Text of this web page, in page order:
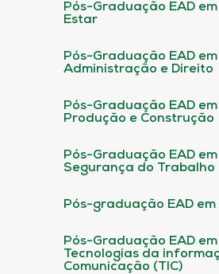
Pós-Graduação EAD
Estar
Pós-Graduação EAD
Administração e Direito
Pós-Graduação EAD
Produção e Construção
Pós-Graduação EAD
Segurança do Trabalho
Pós-graduação EAD
Pós-Graduação EAD
Tecnologias da
Comunicação (TIC)